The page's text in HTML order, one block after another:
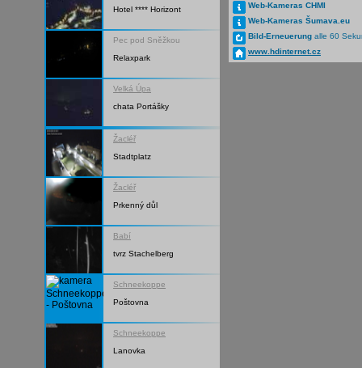
Hotel **** Horizont
Pec pod Sněžkou
Relaxpark
Velká Úpa
chata Portášky
Žacléř
Stadtplatz
Žacléř
Prkenný důl
Babí
tvrz Stachelberg
Schneekoppe
Poštovna
Schneekoppe
Lanovka
Web-Kameras CHMI
Web-Kameras Šumava.eu
Bild-Erneuerung alle 60
www.hdinternet.cz